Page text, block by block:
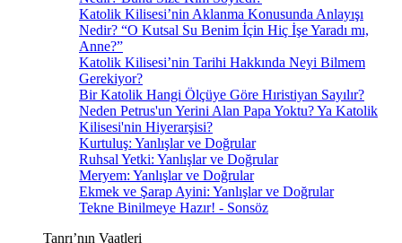
Katolik Kilisesi’nin Aklanma Konusunda Anlayışı
Nedir? “O Kutsal Su Benim İçin Hiç İşe Yaradı mı,
Anne?”
Katolik Kilisesi’nin Tarihi Hakkında Neyi Bilmem
Gerekiyor?
Bir Katolik Hangi Ölçüye Göre Hıristiyan Sayılır?
Neden Petrus'un Yerini Alan Papa Yoktu? Ya Katolik
Kilisesi'nin Hiyerarşisi?
Kurtuluş: Yanlışlar ve Doğrular
Ruhsal Yetki: Yanlışlar ve Doğrular
Meryem: Yanlışlar ve Doğrular
Ekmek ve Şarap Ayini: Yanlışlar ve Doğrular
Tekne Binilmeye Hazır! - Sonsöz
Tanrı’nın Vaatleri